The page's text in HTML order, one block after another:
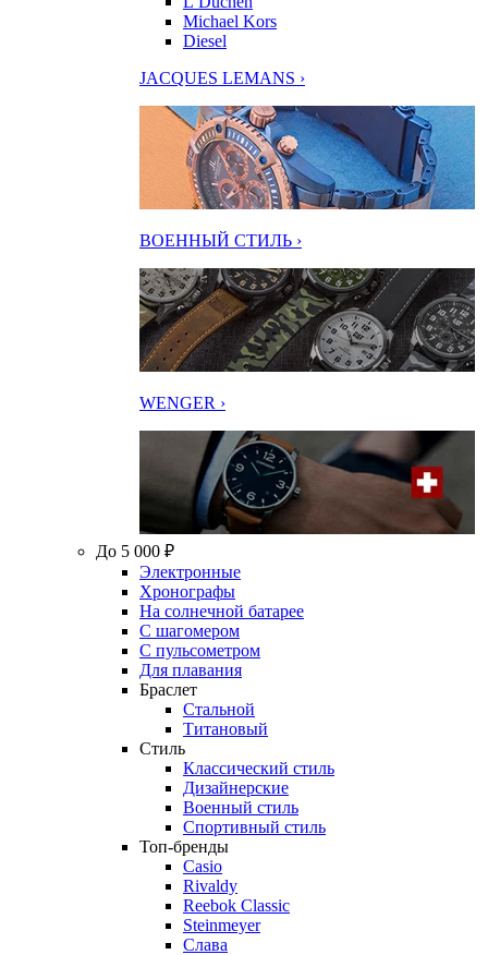
Michael Kors
Diesel
JACQUES LEMANS ›
ВОЕННЫЙ СТИЛЬ ›
WENGER ›
До 5 000 ₽
Электронные
Хронографы
На солнечной батарее
С шагомером
С пульсометром
Для плавания
Браслет
Стальной
Титановый
Стиль
Классический стиль
Дизайнерские
Военный стиль
Спортивный стиль
Топ-бренды
Casio
Rivaldy
Reebok Classic
Steinmeyer
Слава